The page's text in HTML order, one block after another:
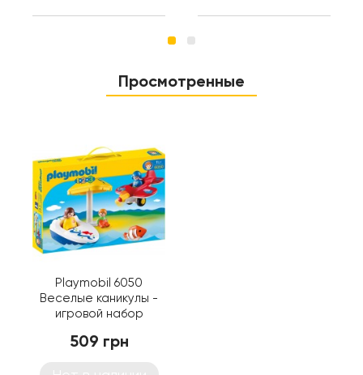
Просмотренные
Playmobil 6050
Веселые каникулы -
игровой набор
509 грн